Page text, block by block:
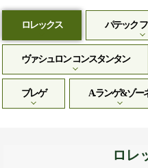
ロレックス パテック
ヴァシュロン コンスタンタン
ブレゲ A.ランゲ&ゾー
ロレ